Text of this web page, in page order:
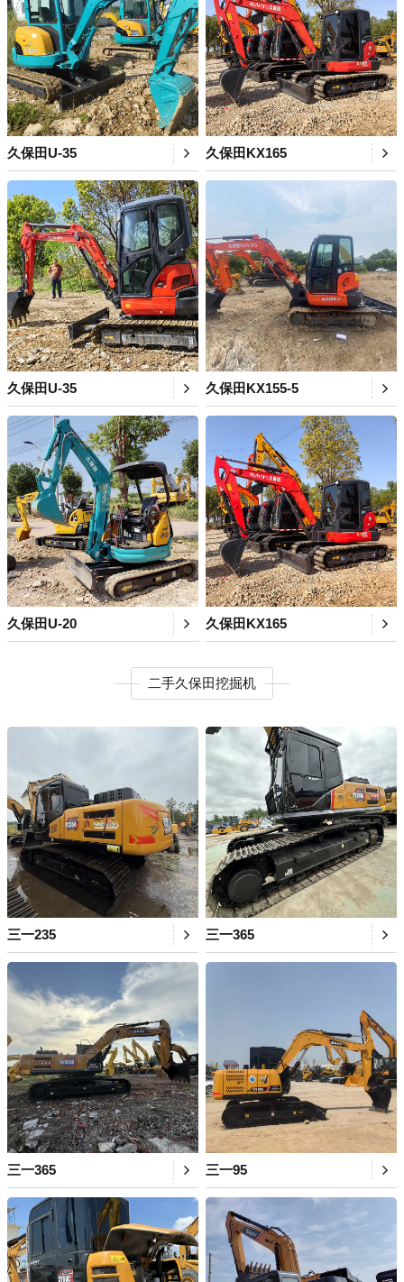
久保田U-35 久保田KX165
久保田U-35 久保田KX155-5
久保田U-20 久保田KX165
二手久保田挖掘机
三一235 三一365
三一365 三一95